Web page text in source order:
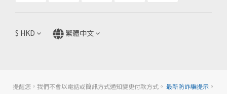
$ HKD 繁體中文
提醒您，我們不會以電話或簡訊方式通知變更付款方式。 最新防詐騙提示。